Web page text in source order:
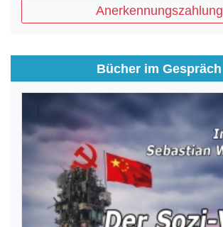
Anerkennungszahlung
Bücher im Gespräch